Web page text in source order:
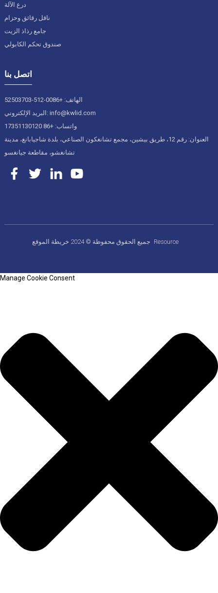
درع الآلة
ناقل رقائق وحزام
جامع رذاذ الزيت
صندوق تحكم الكابولي
اتصل بنا
الهاتف: +0086-512-52503703
البريد الإلكتروني: info@kwlid.com
واتساب: +86 17351130120
العنوان: رقم 12، طريق بيشين، مجمع تشانغكون الصناعي، بلدة شاجيابانغ، مدينة
تشانغشو، مقاطعة جيانغسو
جميع الحقوق محفوظة © 2024 Resource
Manage Cookie Consent